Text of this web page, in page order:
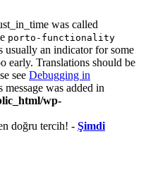
was called
porto-functionality
usually an indicator for some
early. Translations should be
see Debugging in
was added in
wp-
doğru tercih! - Şimdi